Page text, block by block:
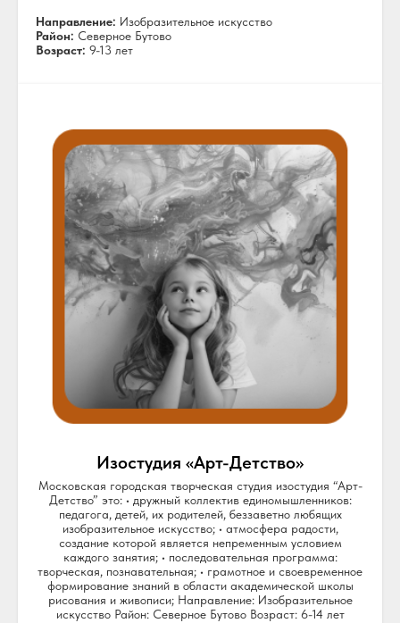
Направление: Изобразительное искусство
Район: Северное Бутово
Возраст: 9-13 лет
Изостудия «Арт-Детство»
Московская городская творческая студия изостудия “Арт-
Детство” это: • дружный коллектив единомышленников:
педагога, детей, их родителей, беззаветно любящих
изобразительное искусство; • атмосфера радости,
создание которой является непременным условием
каждого занятия; • последовательная программа:
творческая, познавательная; • грамотное и своевременное
формирование знаний в области академической школы
рисования и живописи; Направление: Изобразительное
искусство Район: Северное Бутово Возраст: 6-14 лет